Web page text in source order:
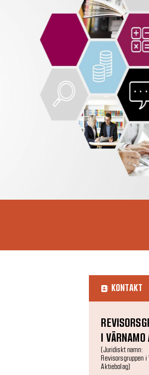
KONTAKT
I VÄRNAMO
(Juridiskt namn:
Revisorsgruppen i
Aktiebolag)